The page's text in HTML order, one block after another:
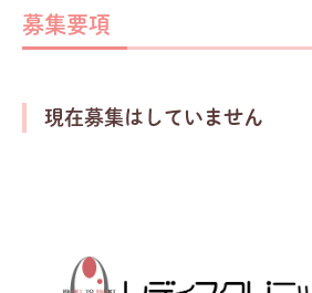
募集要項
現在募集はしていません